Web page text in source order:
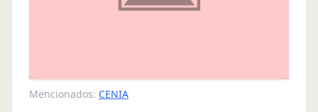
Mencionados: CENIA